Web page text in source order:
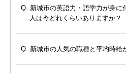
新城市の英語力・語学力が身に
人は今どれくらいありますか？
新城市の人気の職種と平均時給